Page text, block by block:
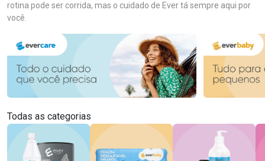
rotina pode ser corrida, mas o cuidado de Ever tá sempre aqui por
você.
Todas as categorias